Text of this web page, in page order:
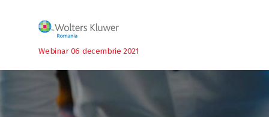
Webinar 06 decembrie 2021